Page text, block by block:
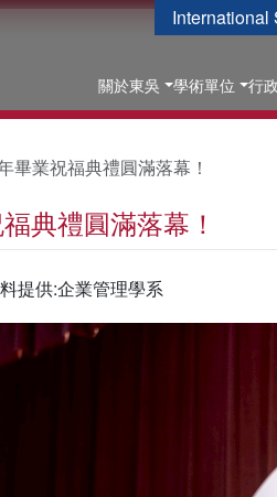
International
關於東吳 學術單位 行
畢業祝福典禮圓滿落幕！
典禮圓滿落幕！
提供:企業管理學系